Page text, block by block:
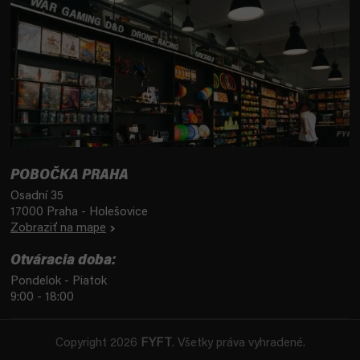
POBOČKA PRAHA
Osadní 35
17000 Praha - Holešovice
Zobraziť na mape
Otváracia doba:
Pondelok - Piatok
9:00 - 18:00
Copyright 2026 FYFT . Všetky práva vyhradené.